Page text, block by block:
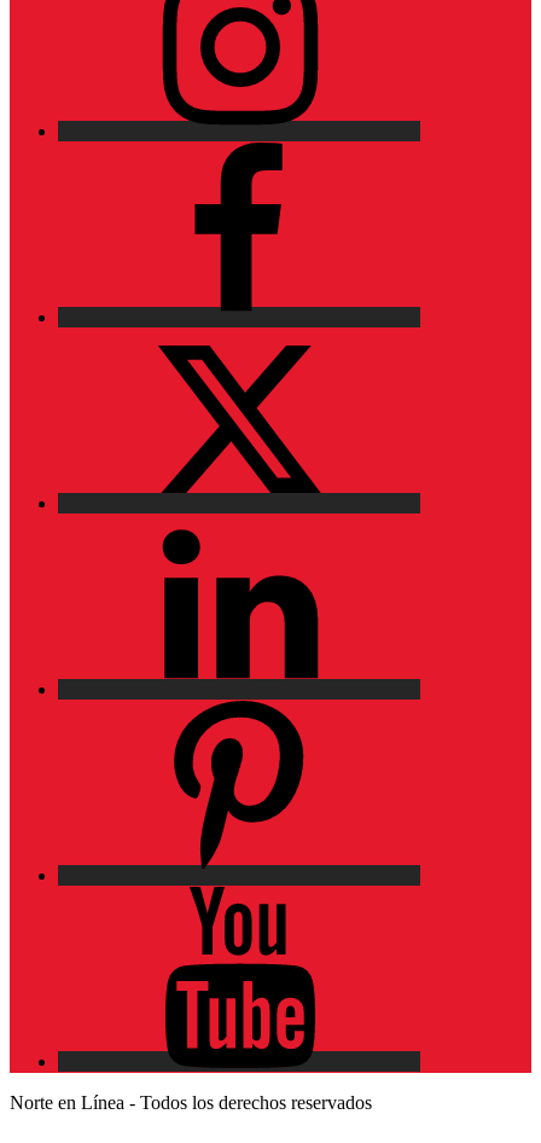
Norte en Línea - Todos los derechos reservados